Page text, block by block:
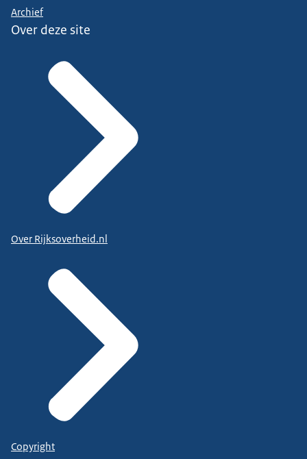
Archief
Over deze site
Over Rijksoverheid.nl
Copyright